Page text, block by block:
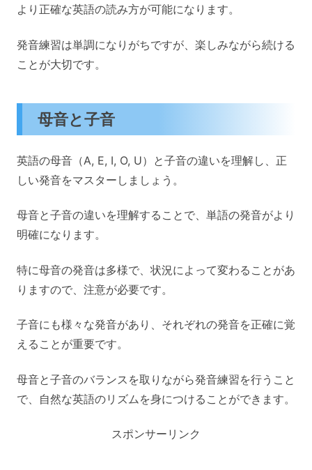
より正確な英語の読み方が可能になります。
発音練習は単調になりがちですが、楽しみながら続ける
ことが大切です。
母音と子音
英語の母音（A, E, I, O, U）と子音の違いを理解し、正
しい発音をマスターしましょう。
母音と子音の違いを理解することで、単語の発音がより
明確になります。
特に母音の発音は多様で、状況によって変わることがあ
りますので、注意が必要です。
子音にも様々な発音があり、それぞれの発音を正確に覚
えることが重要です。
母音と子音のバランスを取りながら発音練習を行うこと
で、自然な英語のリズムを身につけることができます。
スポンサーリンク